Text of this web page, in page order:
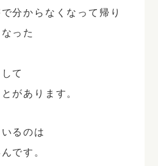
分からなくなって帰り
った
て
があります。
るのは
です。